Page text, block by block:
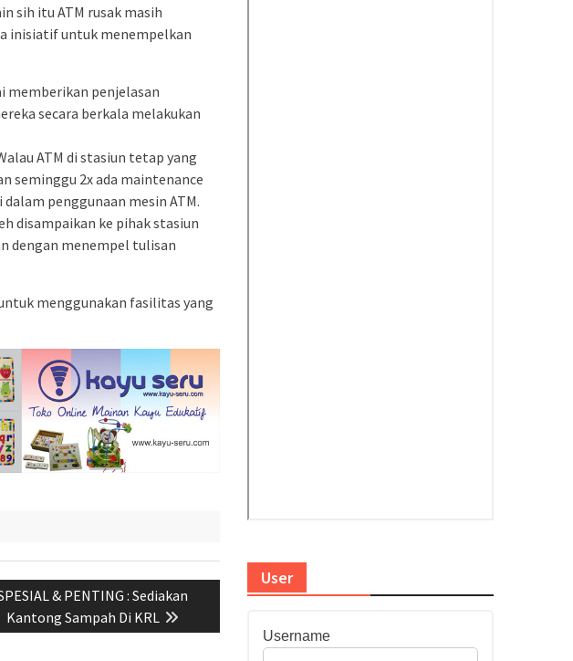
sih itu ATM rusak masih
inisiatif untuk menempelkan
memberikan penjelasan
secara berkala melakukan
ATM di stasiun tetap yang
seminggu 2x ada maintenance
penggunaan mesin ATM.
disampaikan ke pihak stasiun
dengan menempel tulisan
menggunakan fasilitas yang
post:
& PENTING : Sediakan
Kantong Sampah Di KRL
User
Username